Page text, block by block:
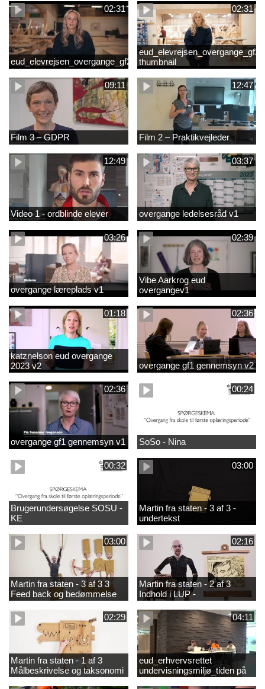
02:31
eud_elevrejsen_overgange_gf2
02:31
thumbnail
09:11
Film 3 – GDPR
12:47
Film 2 – Praktikvejleder
12:49
Video 1 - ordblinde elever
03:37
overgange ledelsesråd v1
03:26
overgange læreplads v1
02:39
Vibe Aarkrog eud
overgangev1
01:18
katznelson eud overgange
2023 v2
02:36
overgange gf1 gennemsyn v2
02:36
overgange gf1 gennemsyn v1
00:24
SoSo - Nina
00:32
Brugerundersøgelse SOSU -
KE
03:00
Martin fra staten - 3 af 3 -
undertekst
03:00
Martin fra staten - 3 af 3 3
Feed back og bedømmelse
02:16
Martin fra staten - 2 af 3
Indhold i LUP -
helhedsorientering og
differentiering
02:29
Martin fra staten - 1 af 3
Målbeskrivelse og taksonomi
04:11
eud_erhvervsrettet
undervisningsmiljø_tiden på
skolen_2